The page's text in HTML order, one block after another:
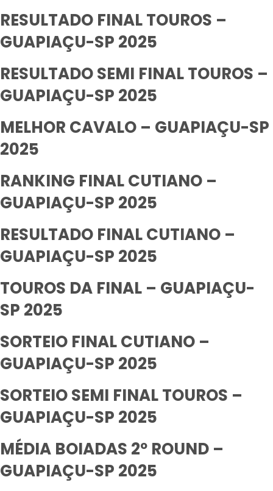
RESULTADO FINAL TOUROS –
GUAPIAÇU-SP 2025
RESULTADO SEMI FINAL TOUROS –
GUAPIAÇU-SP 2025
MELHOR CAVALO – GUAPIAÇU-SP
2025
RANKING FINAL CUTIANO –
GUAPIAÇU-SP 2025
RESULTADO FINAL CUTIANO –
GUAPIAÇU-SP 2025
TOUROS DA FINAL – GUAPIAÇU-
SP 2025
SORTEIO FINAL CUTIANO –
GUAPIAÇU-SP 2025
SORTEIO SEMI FINAL TOUROS –
GUAPIAÇU-SP 2025
MÉDIA BOIADAS 2º ROUND –
GUAPIAÇU-SP 2025